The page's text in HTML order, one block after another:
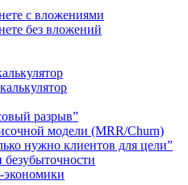
c вложениями
без вложений
разрыв”
модели (MRR/Churn)
нужно клиентов для цели”
безубыточности
экономики